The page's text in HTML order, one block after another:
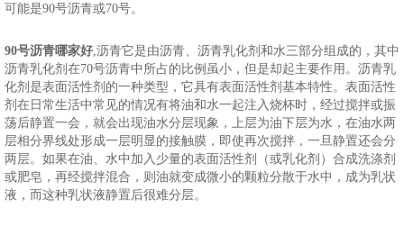
可能是90号沥青或70号。
90号沥青哪家好,沥青它是由沥青、沥青乳化剂和水三部分组成的，其中
沥青乳化剂在70号沥青中所占的比例虽小，但是却起主要作用。沥青乳
化剂是表面活性剂的一种类型，它具有表面活性剂基本特性。表面活性
剂在日常生活中常见的情况有将油和水一起注入烧杯时，经过搅拌或振
荡后静置一会，就会出现油水分层现象，上层为油下层为水，在油水两
层相分界线处形成一层明显的接触膜，即使再次搅拌，一旦静置还会分
两层。如果在油、水中加入少量的表面活性剂（或乳化剂）合成洗涤剂
或肥皂，再经搅拌混合，则油就变成微小的颗粒分散于水中，成为乳状
液，而这种乳状液静置后很难分层。